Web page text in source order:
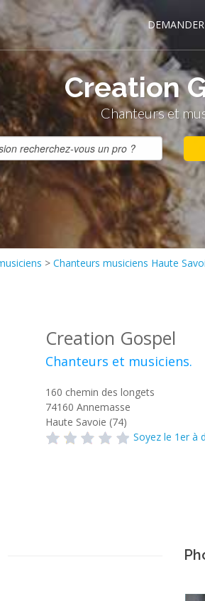
Creation
Chanteurs et
> Chanteurs musiciens Haute
Creation Gospel
Chanteurs et musiciens.
160 chemin des longets
74160 Annemasse
Haute Savoie (74)
Soyez le 1er à